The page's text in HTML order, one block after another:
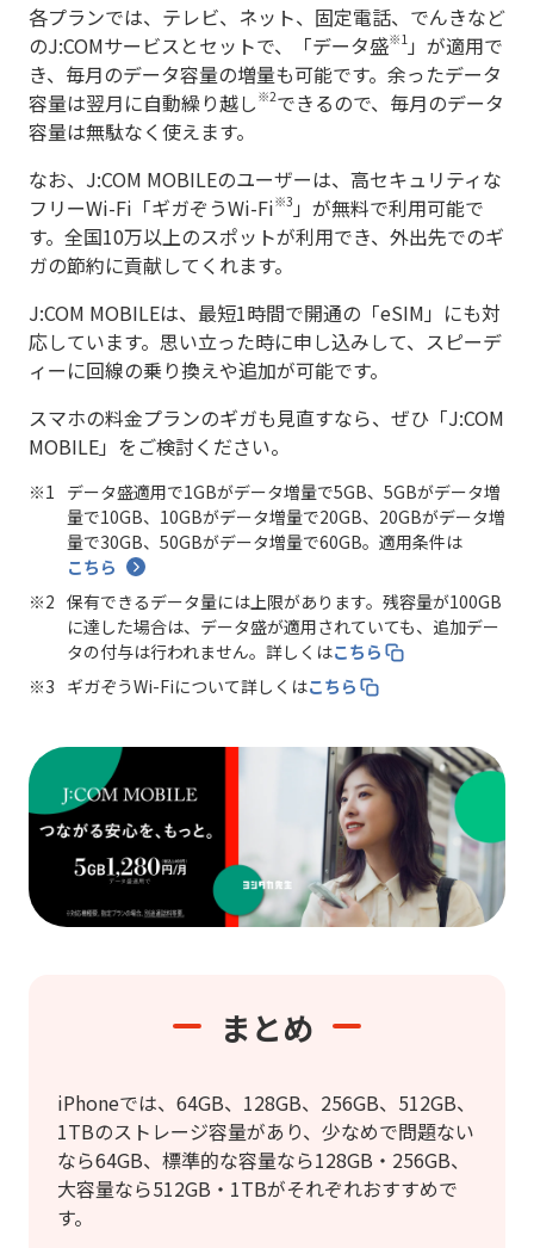
各プランでは、テレビ、ネット、固定電話、でんきなど
のJ:COMサービスとセットで、「データ盛※1 」が適用で
き、毎月のデータ容量の増量も可能です。余ったデータ
容量は翌月に自動繰り越し ※2できるので、毎月のデータ
容量は無駄なく使えます。
なお、J:COM MOBILEのユーザーは、高セキュリティな
フリーWi-Fi「ギガぞうWi-Fi※3 」が無料で利用可能で
す。全国10万以上のスポットが利用でき、外出先でのギ
ガの節約に貢献してくれます。
J:COM MOBILEは、最短1時間で開通の「eSIM」にも対
応しています。思い立った時に申し込みして、スピーデ
ィーに回線の乗り換えや追加が可能です。
スマホの料金プランのギガも見直すなら、ぜひ「J:COM
MOBILE」をご検討ください。
データ盛適用で1GBがデータ増量で5GB、5GBがデータ増
量で10GB、10GBがデータ増量で20GB、20GBがデータ増
量で30GB、50GBがデータ増量で60GB。適用条件は
こちら
保有できるデータ量には上限があります。残容量が100GB
に達した場合は、データ盛が適用されていても、追加デー
タの付与は行われません。詳しくはこちら
ギガぞうWi-Fiについて詳しくはこちら
まとめ
iPhoneでは、64GB、128GB、256GB、512GB、
1TBのストレージ容量があり、少なめで問題ない
なら64GB、標準的な容量なら128GB・256GB、
大容量なら512GB・1TBがそれぞれおすすめで
す。